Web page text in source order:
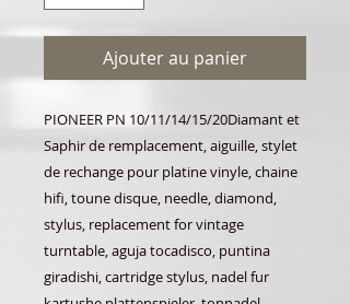
Ajouter au panier
PIONEER PN 10/11/14/15/20Diamant et
Saphir de remplacement, aiguille, stylet
de rechange pour platine vinyle, chaine
hifi, toune disque, needle, diamond,
stylus, replacement for vintage
turntable, aguja tocadisco, puntina
giradishi, cartridge stylus, nadel fur